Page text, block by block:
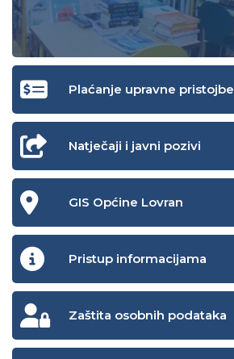
Plaćanje upravne pristojbe
Natječaji i javni pozivi
GIS Općine Lovran
Pristup informacijama
Zaštita osobnih podataka